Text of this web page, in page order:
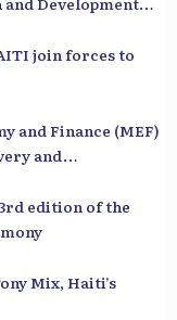
join forces to
and Finance (MEF)
and
edition of the
Mix, Haiti’s